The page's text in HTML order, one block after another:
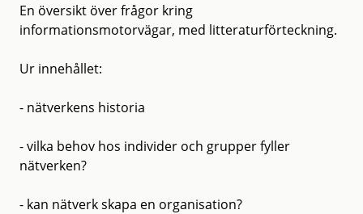
En översikt över frågor kring
informationsmotorvägar, med litteraturförteckning.
Ur innehållet:
- nätverkens historia
- vilka behov hos individer och grupper fyller
nätverken?
- kan nätverk skapa en organisation?